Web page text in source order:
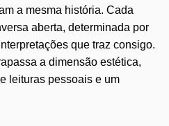
a mesma história. Cada
aberta, determinada por
que traz consigo.
a dimensão estética,
leituras pessoais e um